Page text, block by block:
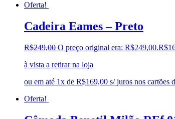
Oferta!
Cadeira Eames – Preto
R$249,00 O preço original era: R$249,00.R$
à vista a retirar na loja
ou em até 1x de R$169,00 s/ juros nos cartões
Oferta!